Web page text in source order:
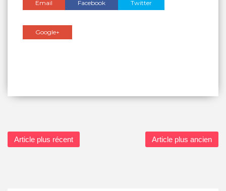
Email Facebook Twitter
Google+
Article plus récent Article plus ancien